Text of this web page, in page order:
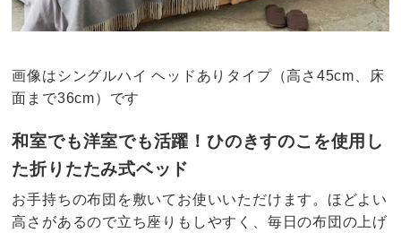
画像はシングルハイ ヘッドありタイプ（高さ45cm、床
面まで36cm）です
和室でも洋室でも活躍！ひのきすのこを使用し
た折りたたみ式ベッド
お手持ちの布団を敷いてお使いいただけます。ほどよい
高さがあるので立ち座りもしやすく、毎日の布団の上げ